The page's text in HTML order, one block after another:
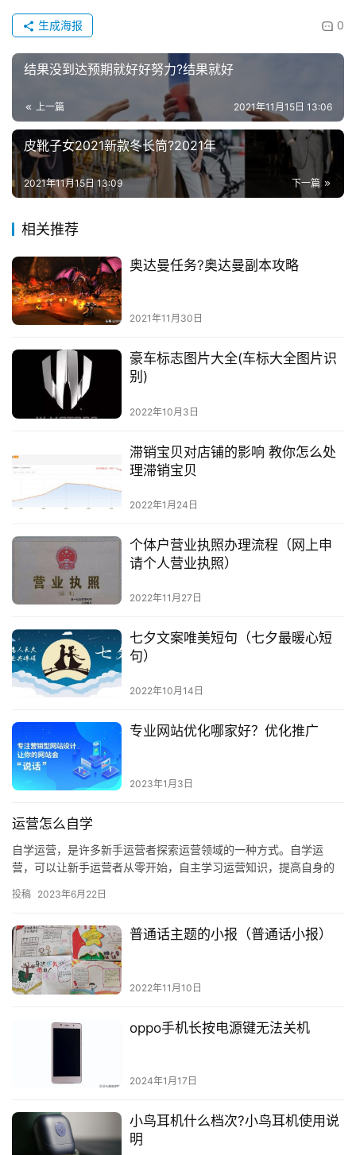
0
生成海报
结果没到达预期就好好努力?结果就好
上一篇 2021年11月15日 13:06
皮靴子女2021新款冬长筒?2021年
下一篇
2021年11月15日 13:09
相关推荐
奥达曼任务?奥达曼副本攻略
2021年11月30日
豪车标志图片大全(车标大全图片识
别)
2022年10月3日
滞销宝贝对店铺的影响 教你怎么处
理滞销宝贝
2022年1月24日
个体户营业执照办理流程（网上申
请个人营业执照）
2022年11月27日
七夕文案唯美短句（七夕最暖心短
句）
2022年10月14日
专业网站优化哪家好？优化推广
2023年1月3日
运营怎么自学
自学运营，是许多新手运营者探索运营领域的一种方式。自学运
营，可以让新手运营者从零开始，自主学习运营知识，提高自身的
求，把握…
投稿 2023年6月22日
普通话主题的小报（普通话小报）
2022年11月10日
oppo手机长按电源键无法关机
2024年1月17日
小鸟耳机什么档次?小鸟耳机使用说
明